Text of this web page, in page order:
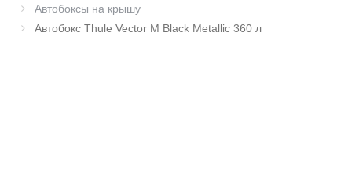
Автобоксы на крышу
Автобокс Thule Vector M Black Metallic 360 л